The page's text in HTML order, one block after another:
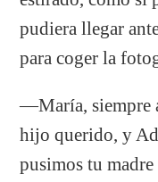
pudiera llegar
para coger la
—María, siempre
hijo querido, y
pusimos tu